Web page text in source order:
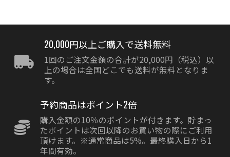
20,000円以上ご購入で送料無料
1回のご注文金額の合計が20,000円（税込）以
上の場合は全国どこでも送料が無料となりま
す。
予約商品はポイント2倍
購入金額の10％のポイントが付きます。貯まっ
たポイントは次回以降のお買い物の際にご利用
頂けます。※通常商品は5%。最終購入日から1
年間有効。